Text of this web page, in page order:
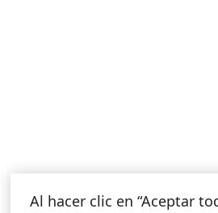
Al hacer clic en “Aceptar